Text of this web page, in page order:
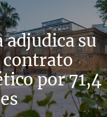
adjudica su
contrato
por 71,4